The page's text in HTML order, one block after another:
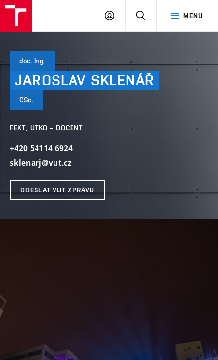
MENU
PŘIHLÁSIT
doc. Ing.
JAROSLAV SKLENÁŘ
CSc.
FEKT, UTKO – DOCENT
+420 54114 6924
sklenarj@vut.cz
ODESLAT VUT ZPRÁVU